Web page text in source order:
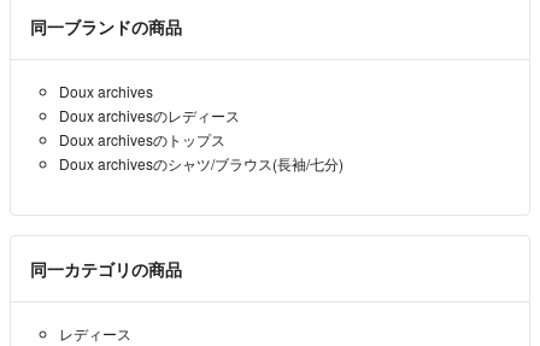
同一ブランドの商品
Doux archives
Doux archivesのレディース
Doux archivesのトップス
Doux archivesのシャツ/ブラウス(長袖/七分)
同一カテゴリの商品
レディース